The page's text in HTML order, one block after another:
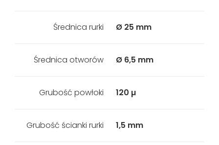
Średnica rurki Ø 25 mm
Średnica otworów Ø 6,5 mm
Grubość powłoki 120 µ
Grubość ścianki rurki 1,5 mm